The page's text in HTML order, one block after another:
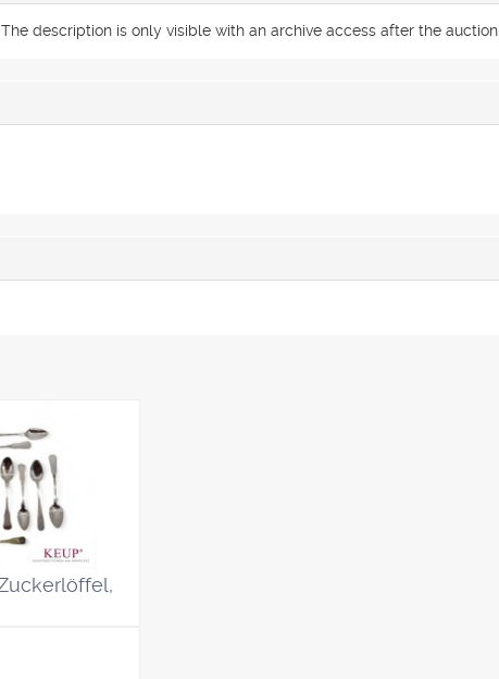
description is only visible with an archive access after the auction.